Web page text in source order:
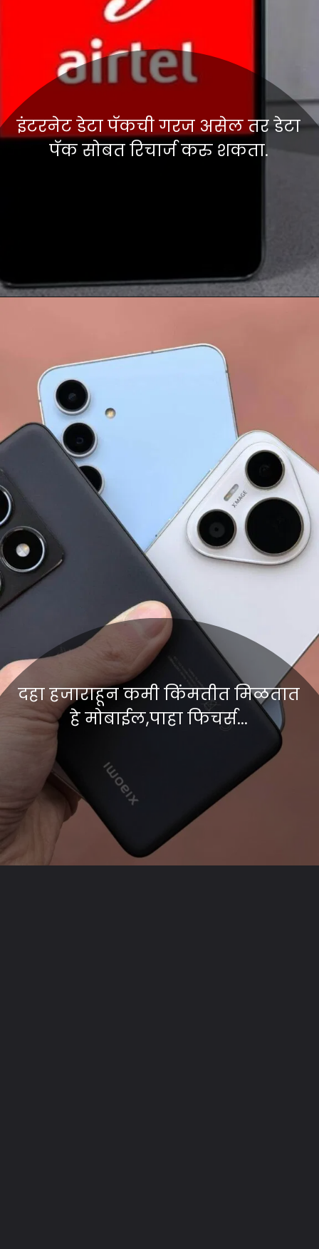
इंटरनेट डेटा पॅकची गरज असेल तर डेटा
पॅक सोबत रिचार्ज करु शकता.
दहा हजाराहून कमी किंमतीत मिळतात
हे मोबाईल,पाहा फिचर्स...